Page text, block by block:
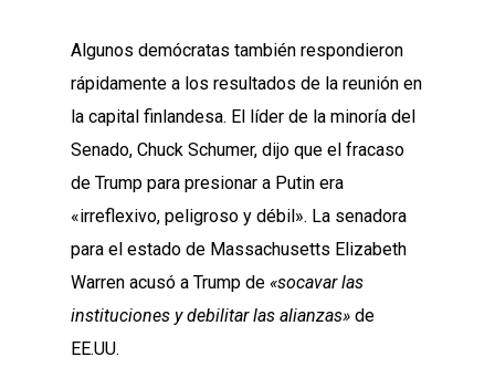
Algunos demócratas también respondieron
rápidamente a los resultados de la reunión en
la capital finlandesa. El líder de la minoría del
Senado, Chuck Schumer, dijo que el fracaso
de Trump para presionar a Putin era
«irreflexivo, peligroso y débil». La senadora
para el estado de Massachusetts Elizabeth
Warren acusó a Trump de «socavar las
instituciones y debilitar las alianzas» de
EE.UU.